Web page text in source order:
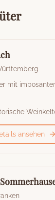
🏰
mit
ansehen
🏰